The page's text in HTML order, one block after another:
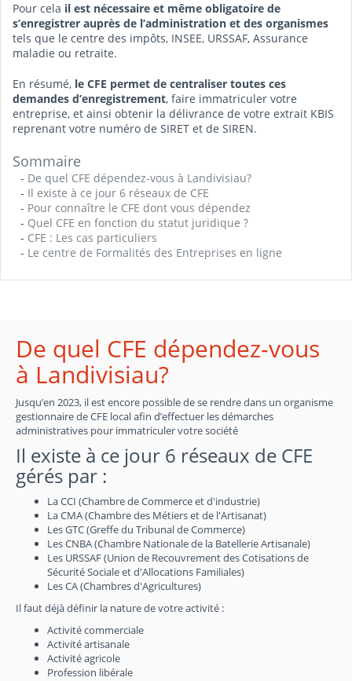
Pour cela il est nécessaire et même obligatoire de
s’enregistrer auprès de l’administration et des organismes
tels que le centre des impôts, INSEE, URSSAF, Assurance
maladie ou retraite.
En résumé, le CFE permet de centraliser toutes ces
demandes d’enregistrement, faire immatriculer votre
entreprise, et ainsi obtenir la délivrance de votre extrait KBIS
reprenant votre numéro de SIRET et de SIREN.
Sommaire
- De quel CFE dépendez-vous à Landivisiau?
- Il existe à ce jour 6 réseaux de CFE
- Pour connaître le CFE dont vous dépendez
- Quel CFE en fonction du statut juridique ?
- CFE : Les cas particuliers
- Le centre de Formalités des Entreprises en ligne
De quel CFE dépendez-vous
à Landivisiau?
Jusqu’en 2023, il est encore possible de se rendre dans un organisme
gestionnaire de CFE local afin d’effectuer les démarches
administratives pour immatriculer votre société
Il existe à ce jour 6 réseaux de CFE
gérés par :
La CCI (Chambre de Commerce et d'industrie)
La CMA (Chambre des Métiers et de l'Artisanat)
Les GTC (Greffe du Tribunal de Commerce)
Les CNBA (Chambre Nationale de la Batellerie Artisanale)
Les URSSAF (Union de Recouvrement des Cotisations de
Sécurité Sociale et d'Allocations Familiales)
Les CA (Chambres d'Agricultures)
Il faut déjà définir la nature de votre activité :
Activité commerciale
Activité artisanale
Activité agricole
Profession libérale